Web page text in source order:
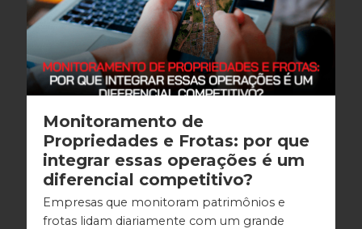
Monitoramento de
Propriedades e Frotas: por que
integrar essas operações é um
diferencial competitivo?
Empresas que monitoram patrimônios e
frotas lidam diariamente com um grande